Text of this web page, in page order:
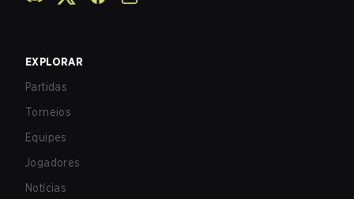
EXPLORAR
Partidas
Torneios
Equipes
Jogadores
Notícias